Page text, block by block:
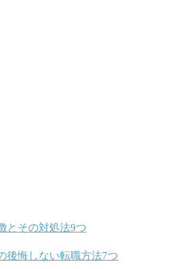
とその対処法9つ
後悔しない転職方法7つ